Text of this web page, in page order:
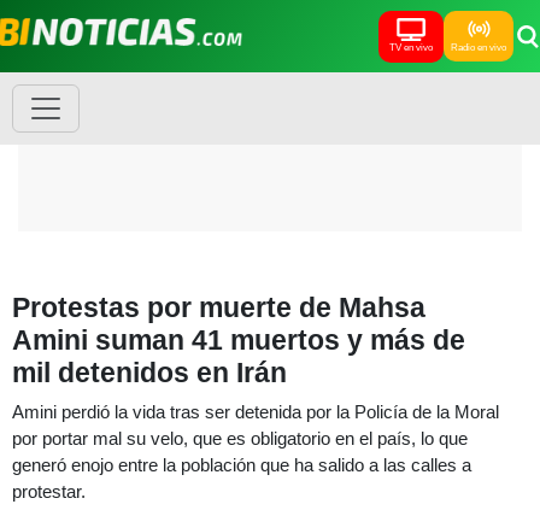
TV en vivo Radio en vivo
Protestas por muerte de Mahsa
Amini suman 41 muertos y más de
mil detenidos en Irán
Amini perdió la vida tras ser detenida por la Policía de la Moral
por portar mal su velo, que es obligatorio en el país, lo que
generó enojo entre la población que ha salido a las calles a
protestar.